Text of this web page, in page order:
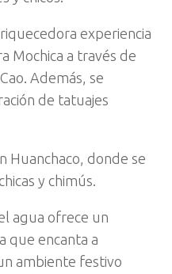
experiencia
Mochica a través de
Además, se
de tatuajes
Huanchaco, donde se
y chimús.
agua ofrece un
que encanta a
ambiente festivo